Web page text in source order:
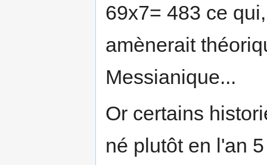
69x7= 483 ce
amènerait
Messianique...
Or certains
né plutôt en l'an